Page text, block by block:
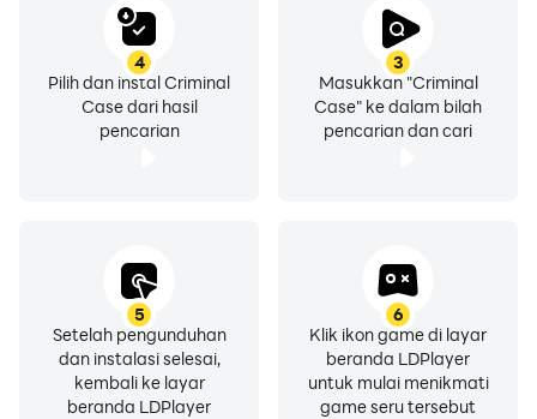
3
Masukkan "Criminal
Case" ke dalam bilah
pencarian dan cari
4
Pilih dan instal Criminal
Case dari hasil
pencarian
5
Setelah pengunduhan
dan instalasi selesai,
kembali ke layar
beranda LDPlayer
6
Klik ikon game di layar
beranda LDPlayer
untuk mulai menikmati
game seru tersebut